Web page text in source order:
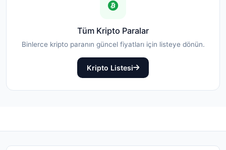
Tüm Kripto Paralar
Binlerce kripto paranın güncel fiyatları için listeye dönün.
Kripto Listesi